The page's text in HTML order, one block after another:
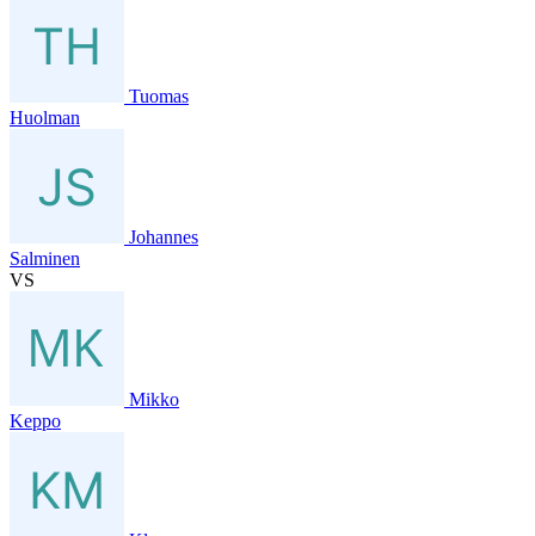
Tuomas
Huolman
Johannes
Salminen
VS
Mikko
Keppo